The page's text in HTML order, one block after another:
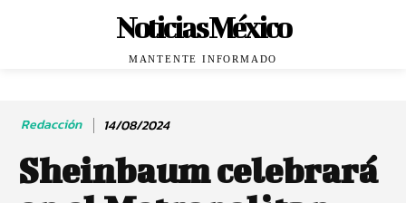
Noticias México
MANTENTE INFORMADO
Redacción 14/08/2024
Sheinbaum celebrará